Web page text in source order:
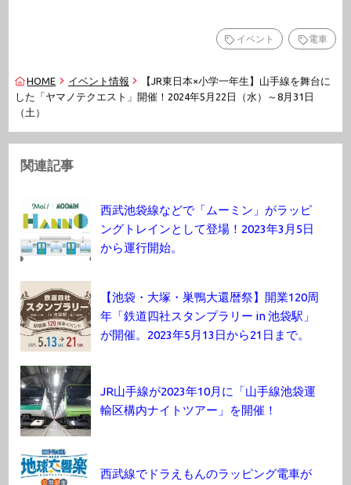
イベント 電車
HOME イベント情報
【JR東日本×小学一年生】山手線を舞台に
した「ヤマノテクエスト」開催！2024年5月22日（水）～8月31日
（土）
関連記事
西武池袋線などで「ムーミン」がラッピ
ングトレインとして登場！2023年3月5日
から運行開始。
【池袋・大塚・巣鴨大還暦祭】開業120周
年「鉄道四社スタンプラリー in 池袋駅」
が開催。2023年5月13日から21日まで。
JR山手線が2023年10月に「山手線池袋運
輸区構内ナイトツアー」を開催！
西武線でドラえもんのラッピング電車が